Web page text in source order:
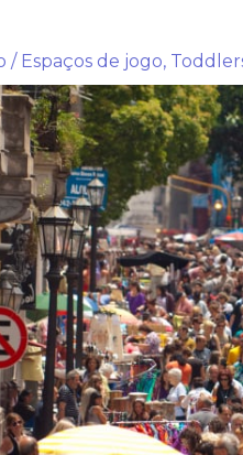
/ Espaços de jogo,